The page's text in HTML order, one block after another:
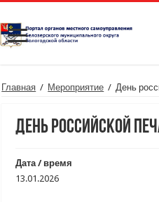
Главная / Мероприятие / День
День российской
Дата / время
13.01.2026